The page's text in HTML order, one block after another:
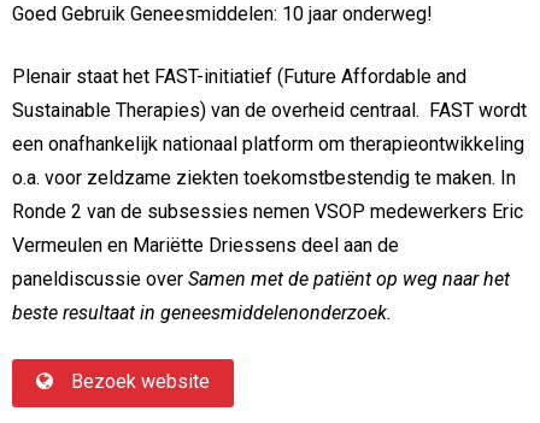
Goed Gebruik Geneesmiddelen: 10 jaar onderweg!
Plenair staat het FAST-initiatief (Future Affordable and
Sustainable Therapies) van de overheid centraal. FAST wordt
een onafhankelijk nationaal platform om therapieontwikkeling
o.a. voor zeldzame ziekten toekomstbestendig te maken. In
Ronde 2 van de subsessies nemen VSOP medewerkers Eric
Vermeulen en Mariëtte Driessens deel aan de
paneldiscussie over Samen met de patiënt op weg naar het
beste resultaat in geneesmiddelenonderzoek.
Bezoek website